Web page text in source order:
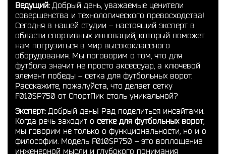
Ведущий:Добрый день, уважаемые ценители
совершенства и технологического превосходства!
Сегодня в нашей студии – настоящий эксперт в
области спортивных инноваций, который поможет
нам погрузиться в мир высококлассного
оборудования. Мы поговорим о том, что для
футбола значит не просто аксессуар, а ключевой
элемент победы – сетка для футбольных ворот.
Расскажите, пожалуйста, что делает сетку
F010SP750 от СпортПик столь уникальной?
Эксперт:Добрый день! Рад поделиться инсайтами.
Когда речь заходит о сетке для футбольных ворот,
мы говорим не только о функциональности, но и о
философии. Модель F010SP750 – это воплощение
инженерной мысли и глубокого понимания